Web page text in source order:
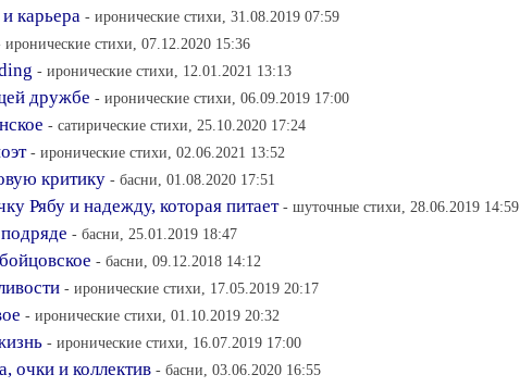
карьера - иронические стихи, 31.08.2019 07:59
иронические стихи, 07.12.2020 15:36
- иронические стихи, 12.01.2021 13:13
дружбе - иронические стихи, 06.09.2019 17:00
- сатирические стихи, 25.10.2020 17:24
- иронические стихи, 02.06.2021 13:52
критику - басни, 01.08.2020 17:51
Рябу и надежду, которая питает - шуточные стихи, 28.06.2019 14:59
- басни, 25.01.2019 18:47
- басни, 09.12.2018 14:12
- иронические стихи, 17.05.2019 20:17
- иронические стихи, 01.10.2019 20:32
- иронические стихи, 16.07.2019 17:00
очки и коллектив - басни, 03.06.2020 16:55